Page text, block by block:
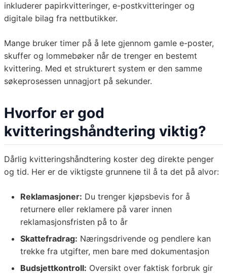
inkluderer papirkvitteringer, e-postkvitteringer og
digitale bilag fra nettbutikker.
Mange bruker timer på å lete gjennom gamle e-poster,
skuffer og lommebøker når de trenger en bestemt
kvittering. Med et strukturert system er den samme
søkeprosessen unnagjort på sekunder.
Hvorfor er god
kvitteringshåndtering viktig?
Dårlig kvitteringshåndtering koster deg direkte penger
og tid. Her er de viktigste grunnene til å ta det på alvor:
Reklamasjoner: Du trenger kjøpsbevis for å
returnere eller reklamere på varer innen
reklamasjonsfristen på to år
Skattefradrag: Næringsdrivende og pendlere kan
trekke fra utgifter, men bare med dokumentasjon
Budsjettkontroll: Oversikt over faktisk forbruk gir